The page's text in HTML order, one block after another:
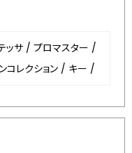
ッサ / プロマスター /
コレクション / キー /